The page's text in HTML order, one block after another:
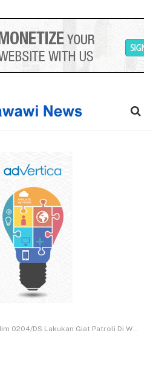
DS Lakukan Giat Patroli Di Wilkum Batang Kuis